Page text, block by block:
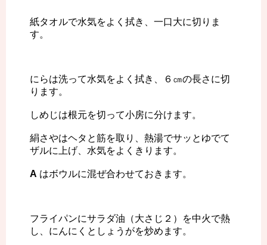
紙タオルで水気をよく拭き、一口大に切りま
す。
にらは洗って水気をよく拭き、６㎝の長さに切
ります。
しめじは根元を切って小房に分けます。
絹さやはヘタと筋を取り、熱湯でサッとゆでて
ザルに上げ、水気をよくきります。
A はボウルに混ぜ合わせておきます。
フライパンにサラダ油（大さじ２）を中火で熱
し、にんにくとしょうがを炒めます。